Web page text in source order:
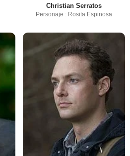
Christian Serratos
Personaje : Rosita Espinosa